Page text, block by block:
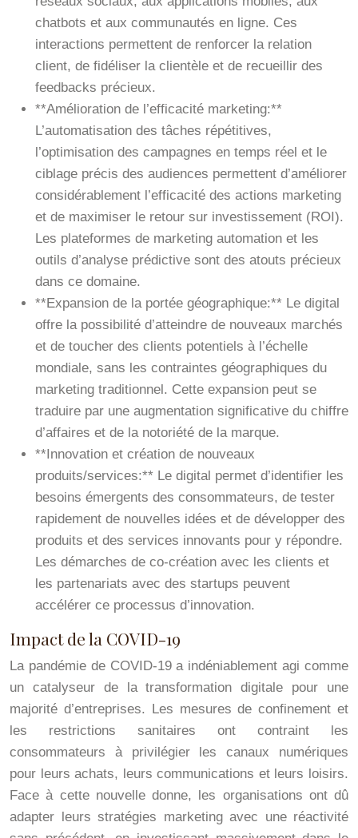
chatbots et aux communautés en ligne. Ces
interactions permettent de renforcer la relation
client, de fidéliser la clientèle et de recueillir des
feedbacks précieux.
**Amélioration de l’efficacité marketing:**
L’automatisation des tâches répétitives,
l’optimisation des campagnes en temps réel et le
ciblage précis des audiences permettent d’améliorer
considérablement l’efficacité des actions marketing
et de maximiser le retour sur investissement (ROI).
Les plateformes de marketing automation et les
outils d’analyse prédictive sont des atouts précieux
dans ce domaine.
**Expansion de la portée géographique:** Le digital
offre la possibilité d’atteindre de nouveaux marchés
et de toucher des clients potentiels à l’échelle
mondiale, sans les contraintes géographiques du
marketing traditionnel. Cette expansion peut se
traduire par une augmentation significative du chiffre
d’affaires et de la notoriété de la marque.
**Innovation et création de nouveaux
produits/services:** Le digital permet d’identifier les
besoins émergents des consommateurs, de tester
rapidement de nouvelles idées et de développer des
produits et des services innovants pour y répondre.
Les démarches de co-création avec les clients et
les partenariats avec des startups peuvent
accélérer ce processus d’innovation.
Impact de la COVID-19
La pandémie de COVID-19 a indéniablement agi comme
un catalyseur de la transformation digitale pour une
majorité d’entreprises. Les mesures de confinement et
les restrictions sanitaires ont contraint les
consommateurs à privilégier les canaux numériques
pour leurs achats, leurs communications et leurs loisirs.
Face à cette nouvelle donne, les organisations ont dû
adapter leurs stratégies marketing avec une réactivité